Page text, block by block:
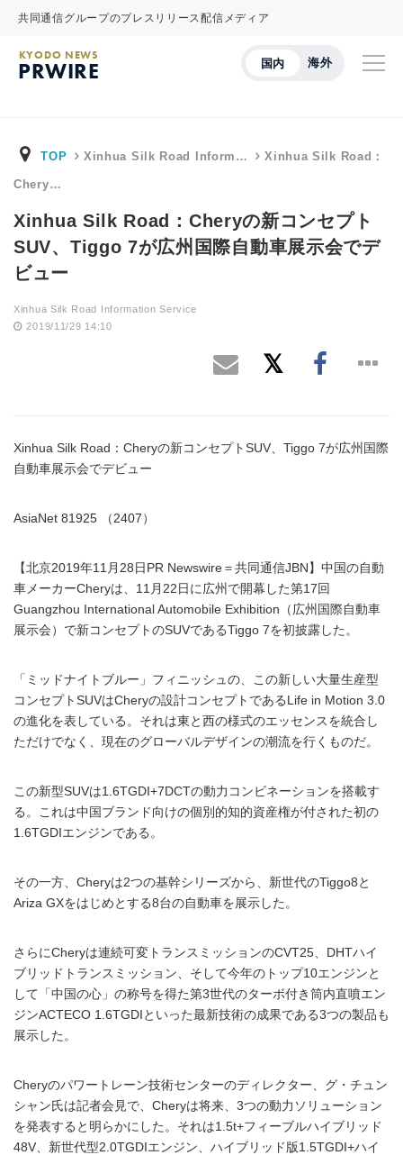
共同通信グループのプレスリリース配信メディア
国内 海外
KYODO NEWS
PRWIRE
TOP Xinhua Silk Road Inform… Xinhua Silk Road：
Chery…
Xinhua Silk Road：Cheryの新コンセプト
SUV、Tiggo 7が広州国際自動車展示会でデ
ビュー
Xinhua Silk Road Information Service
2019/11/29 14:10
Xinhua Silk Road：Cheryの新コンセプトSUV、Tiggo 7が広州国際
自動車展示会でデビュー
AsiaNet 81925 （2407）
【北京2019年11月28日PR Newswire＝共同通信JBN】中国の自動
車メーカーCheryは、11月22日に広州で開幕した第17回
Guangzhou International Automobile Exhibition（広州国際自動車
展示会）で新コンセプトのSUVであるTiggo 7を初披露した。
「ミッドナイトブルー」フィニッシュの、この新しい大量生産型
コンセプトSUVはCheryの設計コンセプトであるLife in Motion 3.0
の進化を表している。それは東と西の様式のエッセンスを統合し
ただけでなく、現在のグローバルデザインの潮流を行くものだ。
この新型SUVは1.6TGDI+7DCTの動力コンビネーションを搭載す
る。これは中国ブランド向けの個別的知的資産権が付された初の
1.6TGDIエンジンである。
その一方、Cheryは2つの基幹シリーズから、新世代のTiggo8と
Ariza GXをはじめとする8台の自動車を展示した。
さらにCheryは連続可変トランスミッションのCVT25、DHTハイ
ブリッドトランスミッション、そして今年のトップ10エンジンと
して「中国の心」の称号を得た第3世代のターボ付き筒内直噴エン
ジンACTECO 1.6TGDIといった最新技術の成果である3つの製品も
展示した。
Cheryのパワートレーン技術センターのディレクター、グ・チュン
シャン氏は記者会見で、Cheryは将来、3つの動力ソリューション
を発表すると明らかにした。それは1.5t+フィーブルハイブリッド
48V、新世代型2.0TGDIエンジン、ハイブリッド版1.5TGDI+ハイ